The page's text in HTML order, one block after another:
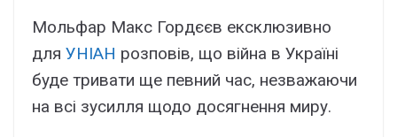
Мольфар Макс Гордєєв ексклюзивно
для УНІАН розповів, що війна в Україні
буде тривати ще певний час, незважаючи
на всі зусилля щодо досягнення миру.